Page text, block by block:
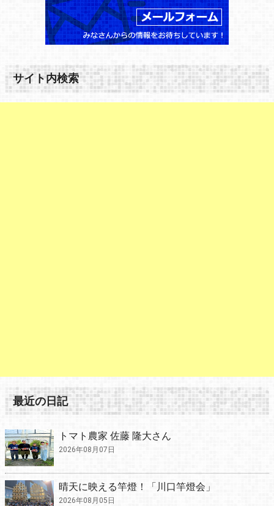
サイト内検索
最近の日記
トマト農家 佐藤 隆大さん
2026年08月07日
晴天に映える竿燈！「川口竿燈会」
2026年08月05日